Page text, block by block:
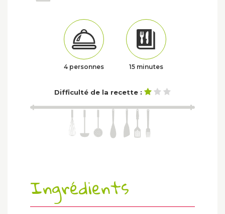
4 personnes 15 minutes
Difficulté de la recette :
Ingrédients